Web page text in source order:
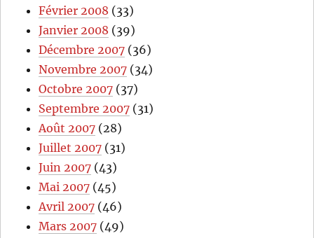
Février 2008 (33)
Janvier 2008 (39)
Décembre 2007 (36)
Novembre 2007 (34)
Octobre 2007 (37)
Septembre 2007 (31)
Août 2007 (28)
Juillet 2007 (31)
Juin 2007 (43)
Mai 2007 (45)
Avril 2007 (46)
Mars 2007 (49)